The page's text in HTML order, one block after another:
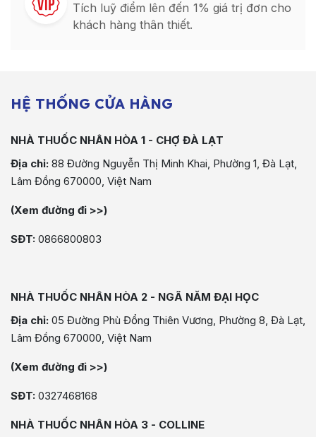
Tích luỹ điểm lên đến 1% giá trị đơn cho
khách hàng thân thiết.
HỆ THỐNG CỬA HÀNG
NHÀ THUỐC NHÂN HÒA 1 - CHỢ ĐÀ LẠT
Địa chỉ: 88 Đường Nguyễn Thị Minh Khai, Phường 1, Đà Lạt,
Lâm Đồng 670000, Việt Nam
(Xem đường đi >>)
SĐT: 0866800803
NHÀ THUỐC NHÂN HÒA 2 - NGÃ NĂM ĐẠI HỌC
Địa chỉ: 05 Đường Phù Đổng Thiên Vương, Phường 8, Đà Lạt,
Lâm Đồng 670000, Việt Nam
(Xem đường đi >>)
SĐT: 0327468168
NHÀ THUỐC NHÂN HÒA 3 - COLLINE